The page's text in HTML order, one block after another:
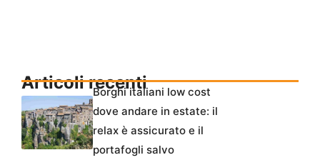
Articoli recentiBorghi italiani low cost
dove andare in estate: il
relax è assicurato e il
portafogli salvo